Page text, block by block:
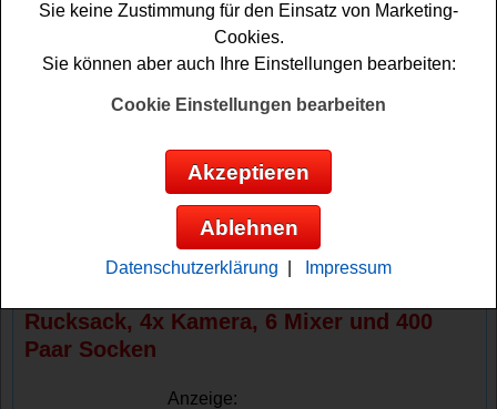
Falls Sie an dem Yakult Gewinnspiel teilnehmen
möchten, müssen Sie im Aktionszeitraum die
angegebenen Aktionsprodukte kaufen und den QR Code
scannen. Bitte beachten Sie die genauen
Gewinnspiel. Vielleicht können Sie ja einen der schönen
oder gar den Hotelaufenthalt gewinnen? Viel
Yakult verlost einen Hotelaufenthalt, 5x
Rucksack, 4x Kamera, 6 Mixer und 400
Paar Socken
Anzeige:
Sie keine Zustimmung für den Einsatz von Marketing-
Cookies.
Sie können aber auch Ihre Einstellungen bearbeiten:
Cookie Einstellungen bearbeiten
Akzeptieren
Ablehnen
Datenschutzerklärung Impressum